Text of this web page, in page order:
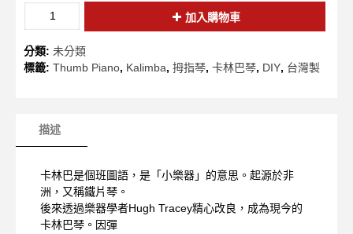
加入購物車
分類: 未分類
標籤: Thumb Piano, Kalimba, 拇指琴, 卡林巴琴, DIY, 台灣製
描述
卡林巴是個班圖語，是「小樂器」的意思。起源於非
洲，又稱鐵片琴。
後來透過樂器學者Hugh Tracey精心改良，成為現今的
卡林巴琴。因彈